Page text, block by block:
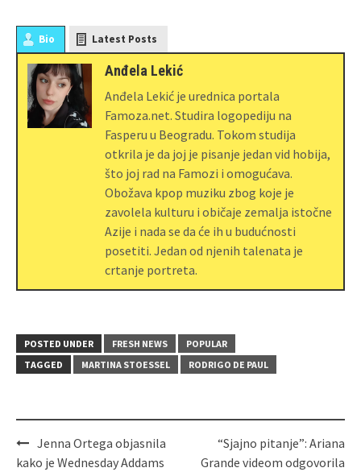
Bio Latest Posts
Anđela Lekić
Anđela Lekić je urednica portala
Famoza.net. Studira logopediju na
Fasperu u Beogradu. Tokom studija
otkrila je da joj je pisanje jedan vid hobija,
što joj rad na Famozi i omogućava.
Obožava kpop muziku zbog koje je
zavolela kulturu i običaje zemalja istočne
Azije i nada se da će ih u budućnosti
posetiti. Jedan od njenih talenata je
crtanje portreta.
POSTED UNDER FRESH NEWS
POPULAR
TAGGED
MARTINA STOESSEL RODRIGO DE PAUL
Jenna Ortega objasnila
kako je Wednesday Addams
“Sjajno pitanje”: Ariana
Grande videom odgovorila